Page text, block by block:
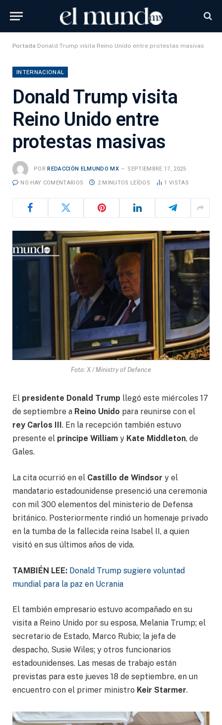
Portada Donald Trump visita Reino Unido entre protestas masivas
INTERNACIONAL
Donald Trump visita
Reino Unido entre
protestas masivas
POR REDACCIÓN ELMUNDO MX SEPTIEMBRE 17, 2025
NO HAY COMENTARIOS 2 MINUTOS LEÍDOS 1 VISTAS
Foto: X / Ministry of Defence
El presidente Donald Trump llegó este miércoles 17
de septiembre a Reino Unido para reunirse con el
rey Carlos III . En la recepción también estuvo
presente el príncipe William y Kate Middleton, de
Gales.
La cita ocurrió en el Castillo de Windsor y el
mandatario estadounidense presenció una ceremonia
con mil 300 elementos del ministerio de Defensa
británico. Posteriormente rindió un homenaje privado
en la tumba de la fallecida reina Isabel II, a quien
visitó en sus últimos años de vida.
TAMBIÉN LEE: Donald Trump sugiere voluntad
mundial para la paz en Ucrania
El también empresario estuvo acompañado en su
visita a Reino Unido por su esposa, Melania Trump; el
secretario de Estado, Marco Rubio; la jefa de
despacho, Susie Wiles; y otros funcionarios
estadounidenses. Las mesas de trabajo están
previstas para este jueves 18 de septiembre, en un
encuentro con el primer ministro Keir Starmer.